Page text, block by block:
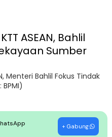
Menteri Bahlil Fokus Tindak
+ Gabung